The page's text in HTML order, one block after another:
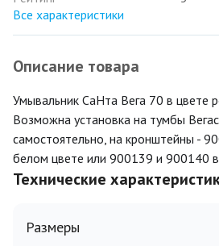
Все характеристики
Технические
Размеры
Описание товара
Умывальник СаНта Вега 70 в цвете
Возможна установка на тумбы
самостоятельно, на кронштейны -
белом цвете или 900139 и 900140